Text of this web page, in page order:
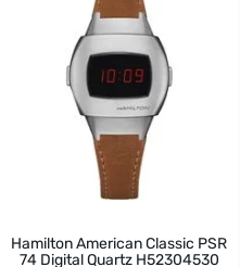
Hamilton American Classic PSR
74 Digital Quartz H52304530